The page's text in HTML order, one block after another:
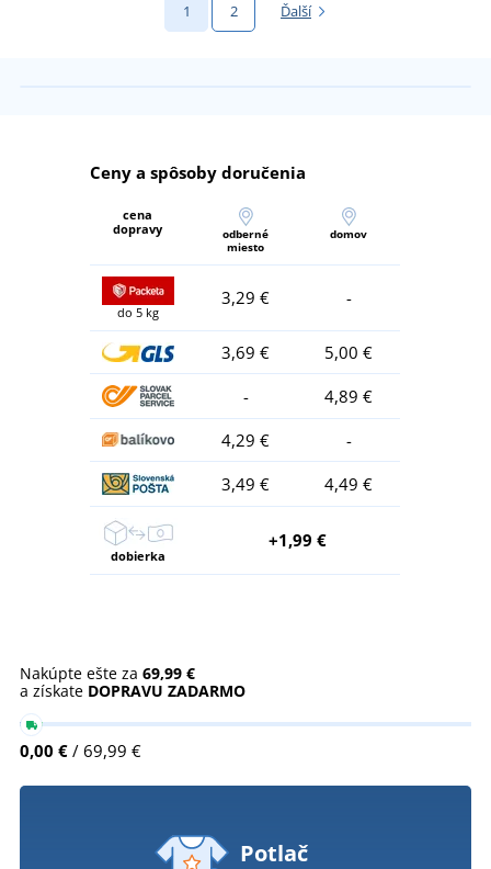
1 2 Ďalší
Ceny a spôsoby doručenia
cena
dopravy
odberné
miesto
domov
do 5 kg
3,29 € -
3,69 €
5,00 €
-
4,89 €
4,29 €
-
3,49 €
4,49 €
dobierka
+1,99 €
Nakúpte ešte za 69,99 €
a získate DOPRAVU ZADARMO
0,00 € / 69,99 €
Potlač